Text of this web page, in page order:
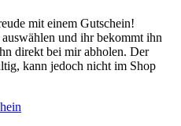
mit einem Gutschein!
und ihr bekommt ihn
direkt bei mir abholen. Der
kann jedoch nicht im Shop